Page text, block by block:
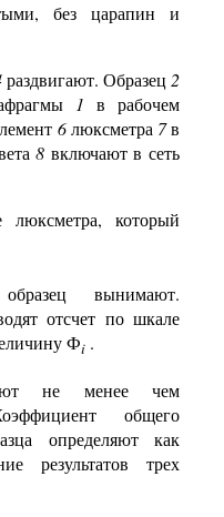
без царапин и
раздвигают. Образец 2
1 в рабочем
6 люксметра 7в
8 включают в сеть
люксметра, который
вынимают.
отсчет по шкале
Фi .
не менее чем
общего
определяют как
результатов трех